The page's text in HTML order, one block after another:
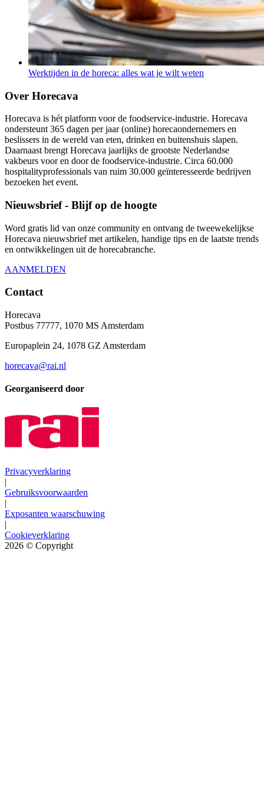
Werktijden in de horeca: alles wat je wilt weten
Over Horecava
Horecava is hét platform voor de foodservice-industrie. Horecava
ondersteunt 365 dagen per jaar (online) horecaondernemers en
beslissers in de wereld van eten, drinken en buitenshuis slapen.
Daarnaast brengt Horecava jaarlijks de grootste Nederlandse
vakbeurs voor en door de foodservice-industrie. Circa 60.000
hospitalityprofessionals van ruim 30.000 geïnteresseerde bedrijven
bezoeken het event.
Nieuwsbrief - Blijf op de hoogte
Word gratis lid van onze community en ontvang de tweewekelijkse
Horecava nieuwsbrief met artikelen, handige tips en de laatste trends
en ontwikkelingen uit de horecabranche.
AANMELDEN
Contact
Horecava
Postbus 77777, 1070 MS Amsterdam
Europaplein 24, 1078 GZ Amsterdam
horecava@rai.nl
Georganiseerd door
Privacyverklaring
|
Gebruiksvoorwaarden
|
Exposanten waarschuwing
|
Cookieverklaring
2026 © Copyright